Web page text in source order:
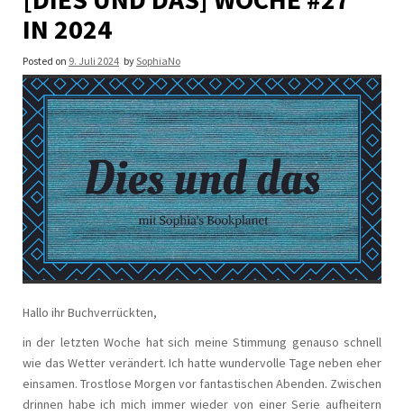
IN 2024
Posted on 9. Juli 2024 bySophiaNo
Hallo ihr Buchverrückten,
in der letzten Woche hat sich meine Stimmung genauso schnell
wie das Wetter verändert. Ich hatte wundervolle Tage neben eher
einsamen. Trostlose Morgen vor fantastischen Abenden. Zwischen
drinnen habe ich mich immer wieder von einer Serie aufheitern